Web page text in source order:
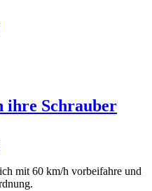
ihre Schrauber
mit 60 km/h vorbeifahre und